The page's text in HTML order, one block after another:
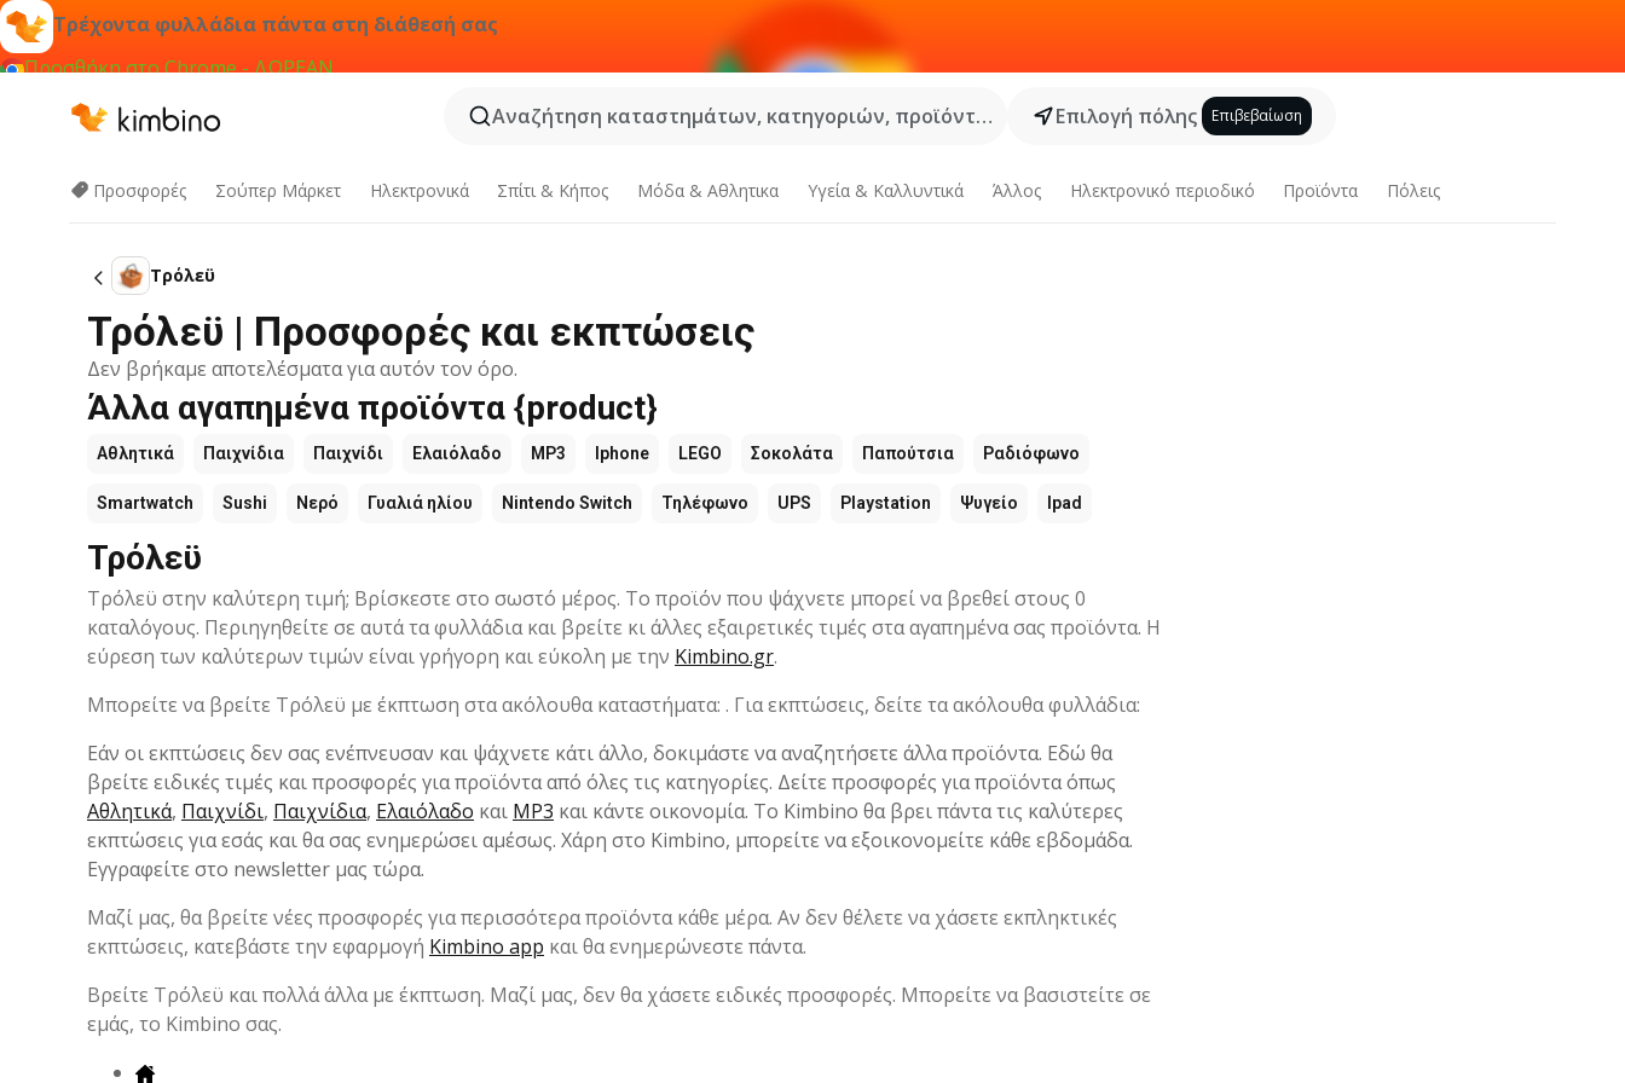
Τρέχοντα φυλλάδια πάντα στη διάθεσή σας
Προσθήκη στο Chrome - ΔΩΡΕΑΝ
Αναζήτηση καταστημάτων, κατηγοριών, προϊόντων...
Επιλογή πόλης Επιβεβαίωση
Προσφορές Σούπερ Μάρκετ Hλεκτρονικά Σπίτι & Κήπος Μόδα & Aθλητικα Υγεία & Καλλυντικά Άλλος Ηλεκτρονικό περιοδικό Προϊόντα Πόλεις
Τρόλεϋ
Τρόλεϋ | Προσφορές και εκπτώσεις
Δεν βρήκαμε αποτελέσματα για αυτόν τον όρο.
Άλλα αγαπημένα προϊόντα {product}
Αθλητικά Παιχνίδια Παιχνίδι Ελαιόλαδο MP3 Iphone LEGO Σοκολάτα Παπούτσια Ραδιόφωνο
Smartwatch Sushi Νερό Γυαλιά ηλίου Nintendo Switch Τηλέφωνο UPS Playstation Ψυγείο Ipad
Τρόλεϋ
Τρόλεϋ στην καλύτερη τιμή; Βρίσκεστε στο σωστό μέρος. Το προϊόν που ψάχνετε μπορεί να βρεθεί στους 0
καταλόγους. Περιηγηθείτε σε αυτά τα φυλλάδια και βρείτε κι άλλες εξαιρετικές τιμές στα αγαπημένα σας προϊόντα. Η
εύρεση των καλύτερων τιμών είναι γρήγορη και εύκολη με την Kimbino.gr.
Μπορείτε να βρείτε Τρόλεϋ με έκπτωση στα ακόλουθα καταστήματα: . Για εκπτώσεις, δείτε τα ακόλουθα φυλλάδια:
Εάν οι εκπτώσεις δεν σας ενέπνευσαν και ψάχνετε κάτι άλλο, δοκιμάστε να αναζητήσετε άλλα προϊόντα. Εδώ θα
βρείτε ειδικές τιμές και προσφορές για προϊόντα από όλες τις κατηγορίες. Δείτε προσφορές για προϊόντα όπως
Αθλητικά, Παιχνίδι, Παιχνίδια, Ελαιόλαδο και MP3 και κάντε οικονομία. Το Kimbino θα βρει πάντα τις καλύτερες
εκπτώσεις για εσάς και θα σας ενημερώσει αμέσως. Χάρη στο Kimbino, μπορείτε να εξοικονομείτε κάθε εβδομάδα.
Εγγραφείτε στο newsletter μας τώρα.
Μαζί μας, θα βρείτε νέες προσφορές για περισσότερα προϊόντα κάθε μέρα. Αν δεν θέλετε να χάσετε εκπληκτικές
εκπτώσεις, κατεβάστε την εφαρμογή Kimbino app και θα ενημερώνεστε πάντα.
Βρείτε Τρόλεϋ και πολλά άλλα με έκπτωση. Μαζί μας, δεν θα χάσετε ειδικές προσφορές. Μπορείτε να βασιστείτε σε
εμάς, το Kimbino σας.